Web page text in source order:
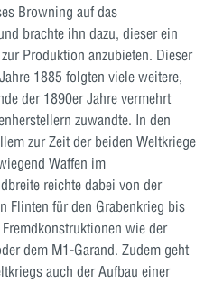
Browning auf das
brachte ihn dazu, dieser ein
Produktion anzubieten. Dieser
1885 folgten viele weitere,
der 1890er Jahre vermehrt
zuwandte. In den
zur Zeit der beiden Weltkriege
Waffen im
reichte dabei von der
Flinten für den Grabenkrieg bis
wie der
dem M1-Garand. Zudem geht
auch der Aufbau einer